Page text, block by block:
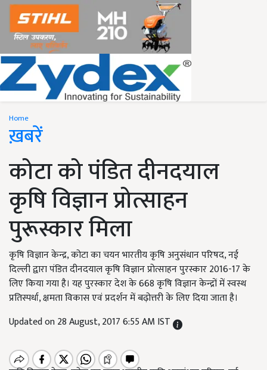
Home
ख़बरें
कोटा को पंडित दीनदयाल
कृषि विज्ञान प्रोत्साहन
पुरूस्कार मिला
कृषि विज्ञान केन्द्र, कोटा का चयन भारतीय कृषि अनुसंधान परिषद, नई
दिल्ली द्वारा पंडित दीनदयाल कृषि विज्ञान प्रोत्साहन पुरस्कार 2016-17 के
लिए किया गया है। यह पुरस्कार देश के 668 कृषि विज्ञान केन्द्रों में स्वस्थ
प्रतिस्पर्धा, क्षमता विकास एवं प्रदर्शन में बढ़ोत्तरी के लिए दिया जाता है।
Updated on 28 August, 2017 6:55 AM IST